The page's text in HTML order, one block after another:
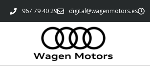
967 79 40 29 digital@wagenmotors.es